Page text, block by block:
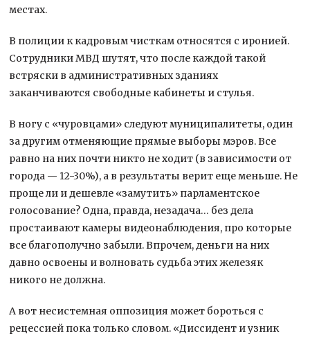
местах.
В полиции к кадровым чисткам относятся с иронией.
Сотрудники МВД шутят, что после каждой такой
встряски в административных зданиях
заканчиваются свободные кабинеты и стулья.
В ногу с «чуровцами» следуют муниципалитеты, один
за другим отменяющие прямые выборы мэров. Все
равно на них почти никто не ходит (в зависимости от
города — 12-30%), а в результаты верит еще меньше. Не
проще ли и дешевле «замутить» парламентское
голосование? Одна, правда, незадача… без дела
простаивают камеры видеонаблюдения, про которые
все благополучно забыли. Впрочем, деньги на них
давно освоены и волновать судьба этих железяк
никого не должна.
А вот несистемная оппозиция может бороться с
рецессией пока только словом. «Диссидент и узник